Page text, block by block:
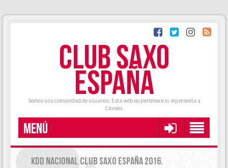
CLUB SAXO
ESPAÑA
Somos una comunidad de usuarios. Esta web no pertenece ni representa a
Citroën.
MENÚ
KDD NACIONAL CLUB SAXO ESPAÑA 2016.